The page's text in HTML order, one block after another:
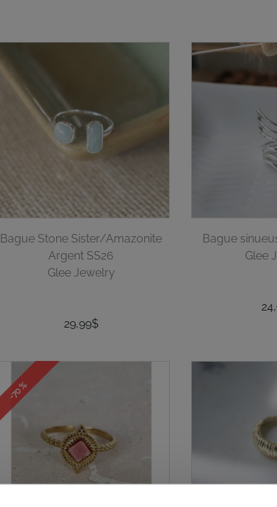
Bague Stone Sister/Amazonite
Argent SS26
Glee Jewelry
29,99$
Bague
Glee
-70 %